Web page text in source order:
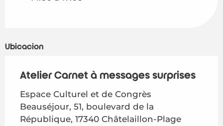
Ubicación
Atelier Carnet à messages surprises
Espace Culturel et de Congrès
Beauséjour, 51, boulevard de la
République, 17340 Châtelaillon-Plage